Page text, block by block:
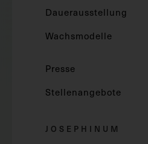
Dauerausstellung
Wachsmodelle
Presse
Stellenangebote
JOSEPHINUM